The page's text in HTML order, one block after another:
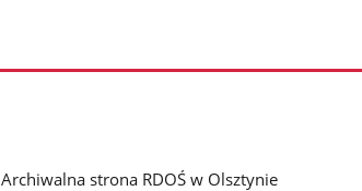
Archiwalna strona RDOŚ w Olsztynie